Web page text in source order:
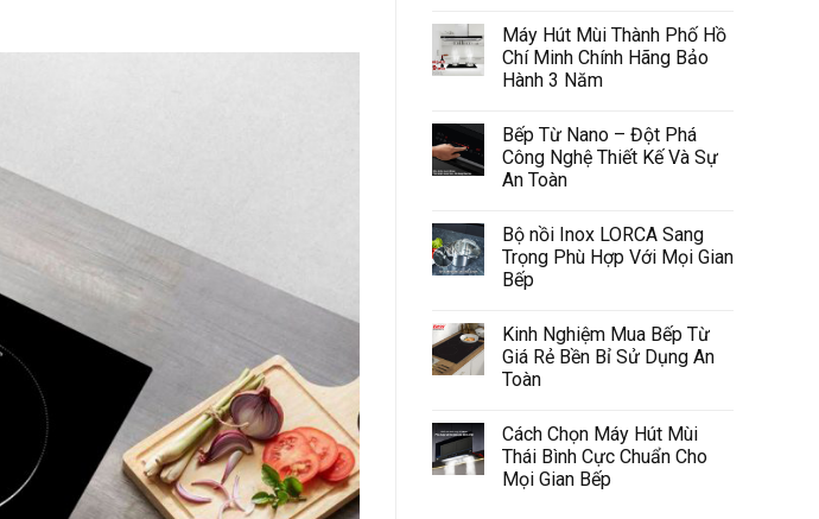
Máy Hút Mùi Thành Phố Hồ
Chí Minh Chính Hãng Bảo
Hành 3 Năm
Bếp Từ Nano – Đột Phá
Công Nghệ Thiết Kế Và Sự
An Toàn
Bộ nồi Inox LORCA Sang
Trọng Phù Hợp Với Mọi Gian
Bếp
Kinh Nghiệm Mua Bếp Từ
Giá Rẻ Bền Bỉ Sử Dụng An
Toàn
Cách Chọn Máy Hút Mùi
Thái Bình Cực Chuẩn Cho
Mọi Gian Bếp